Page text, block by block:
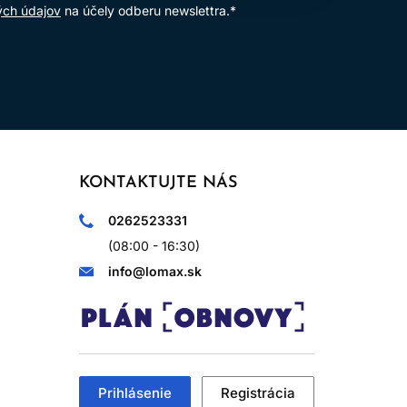
údajov na účely odberu newslettra.*
KONTAKTUJTE NÁS
0262523331
(08:00 - 16:30)
info@lomax.sk
Prihlásenie Registrácia